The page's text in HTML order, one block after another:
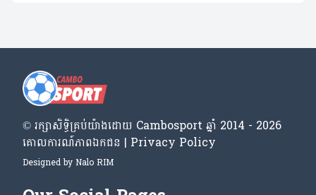
© រក្សា​សិទ្ធិ​គ្រប់​យ៉ាង​ដោយ​ Cambosport ឆ្នាំ 2014 - 2026
គោលការណ៍​ភាព​ឯកជន | Privacy Policy
Designed by Nalo RIM